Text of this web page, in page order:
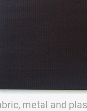
metal and